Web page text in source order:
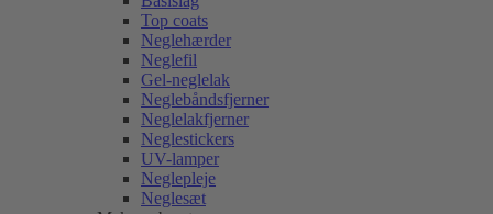
Top coats
Neglehærder
Neglefil
Gel-neglelak
Neglebåndsfjerner
Neglelakfjerner
Neglestickers
UV-lamper
Neglepleje
Neglesæt